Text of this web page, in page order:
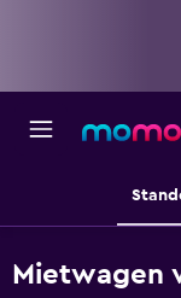
Mietwagen